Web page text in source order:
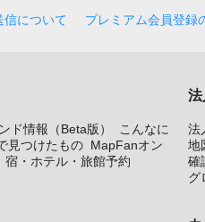
信について プレミアム会員登録
ド情報（Beta版）
こんなに
見つけたもの MapFanオン
宿・ホテル・旅館予約
法
法
地
確
グ